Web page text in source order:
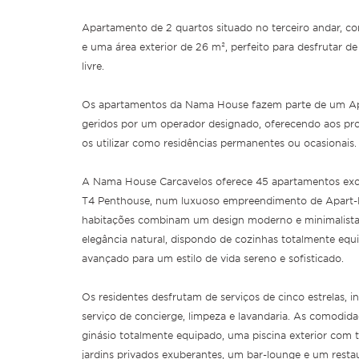
Apartamento de 2 quartos situado no terceiro andar,
e uma área exterior de 26 m², perfeito para desfrutar
livre.
Os apartamentos da Nama House fazem parte de um
geridos por um operador designado, oferecendo aos
os utilizar como residências permanentes ou ocasionais.
A Nama House Carcavelos oferece 45 apartamentos
T4 Penthouse, num luxuoso empreendimento de Apart-
habitações combinam um design moderno e
elegância natural, dispondo de cozinhas totalmente
avançado para um estilo de vida sereno e sofisticado.
Os residentes desfrutam de serviços de cinco estrelas,
serviço de concierge, limpeza e lavandaria. As
ginásio totalmente equipado, uma piscina exterior com
jardins privados exuberantes, um bar-lounge e um